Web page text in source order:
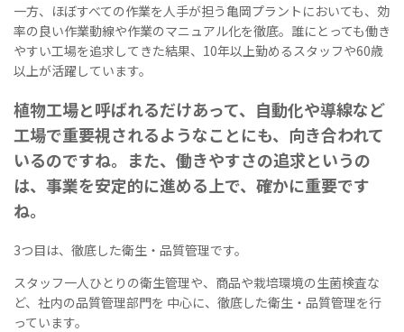
一方、ほぼすべての作業を人手が担う亀岡プラントにおいても、効
率の良い作業動線や作業のマニュアル化を徹底。誰にとっても働き
やすい工場を追求してきた結果、10年以上勤めるスタッフや60歳
以上が活躍しています。
植物工場と呼ばれるだけあって、自動化や導線など
工場で重要視されるようなことにも、向き合われて
いるのですね。また、働きやすさの追求というの
は、事業を安定的に進める上で、確かに重要です
ね。
3つ目は、徹底した衛生・品質管理です。
スタッフ一人ひとりの衛生管理や、商品や栽培環境の生菌検査な
ど、社内の品質管理部門を 中心に、徹底した衛生・品質管理を行
っています。